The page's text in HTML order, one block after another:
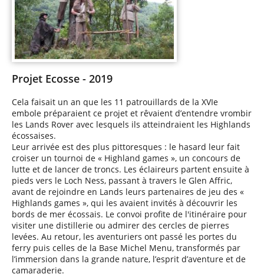
Projet Ecosse - 2019
Cela faisait un an que les 11 patrouillards de la XVIe
embole préparaient ce projet et rêvaient d’entendre vrombir
les Lands Rover avec lesquels ils atteindraient les Highlands
écossaises.
Leur arrivée est des plus pittoresques : le hasard leur fait
croiser un tournoi de « Highland games », un concours de
lutte et de lancer de troncs. Les éclaireurs partent ensuite à
pieds vers le Loch Ness, passant à travers le Glen Affric,
avant de rejoindre en Lands leurs partenaires de jeu des «
Highlands games », qui les avaient invités à découvrir les
bords de mer écossais. Le convoi profite de l'itinéraire pour
visiter une distillerie ou admirer des cercles de pierres
levées. Au retour, les aventuriers ont passé les portes du
ferry puis celles de la Base Michel Menu, transformés par
l’immersion dans la grande nature, l’esprit d’aventure et de
camaraderie.